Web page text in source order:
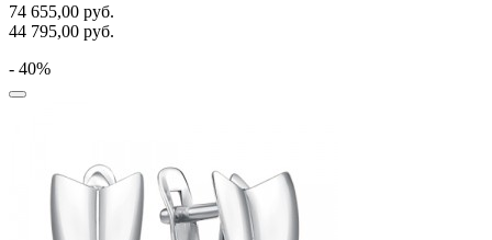
74 655,00 руб.
44 795,00 руб.
- 40%